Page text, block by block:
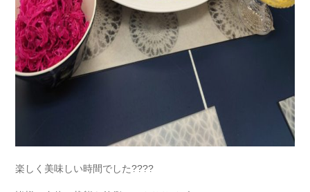
楽しく美味しい時間でした????